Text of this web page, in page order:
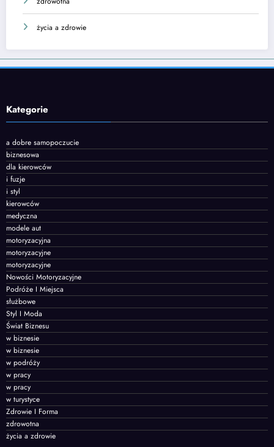
życia a zdrowie
Kategorie
a dobre samopoczucie
biznesowa
dla kierowców
i fuzje
i styl
kierowców
medyczna
modele aut
motoryzacyjna
motoryzacyjne
motoryzacyjne
Nowości Motoryzacyjne
Podróże I Miejsca
służbowe
Styl I Moda
Świat Biznesu
w biznesie
w biznesie
w podróży
w pracy
w pracy
w turystyce
Zdrowie I Forma
zdrowotna
życia a zdrowie